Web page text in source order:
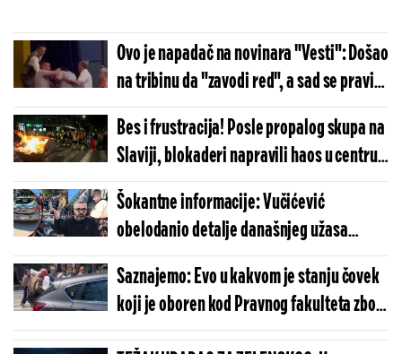
Ovo je napadač na novinara "Vesti": Došao
na tribinu da "zavodi red", a sad se pravi
lud (VIDEO)
Bes i frustracija! Posle propalog skupa na
Slaviji, blokaderi napravili haos u centru
Beograda (FOTO/VIDEO)
Šokantne informacije: Vučićević
obelodanio detalje današnjeg užasa
ispred Pravnog - evo šta se ustvari
dogodilo
Saznajemo: Evo u kakvom je stanju čovek
koji je oboren kod Pravnog fakulteta zbog
blokaderskog divljanja (VIDEO)